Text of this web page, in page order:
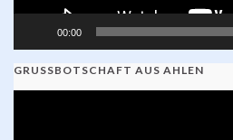
00:00
GRUSSBOTSCHAFT AUS AHLEN